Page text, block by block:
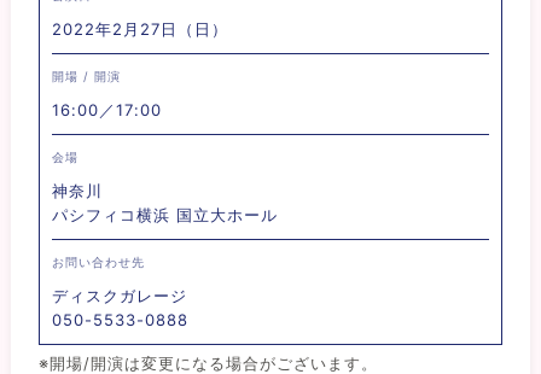
2022年2月27日（日）
開場 / 開演
16:00／17:00
会場
神奈川
パシフィコ横浜 国立大ホール
お問い合わせ先
ディスクガレージ
050-5533-0888
※開場/開演は変更になる場合がございます。